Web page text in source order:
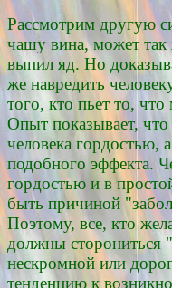
Рассмотрим другую
чашу вина, может так
выпил яд. Но
же навредить
того, кто пьет то,
Опыт показывает,
человека гордостью,
подобного эффекта.
гордостью и в
быть причиной
Поэтому, все, кто
должны
нескромной или
тенденцию к